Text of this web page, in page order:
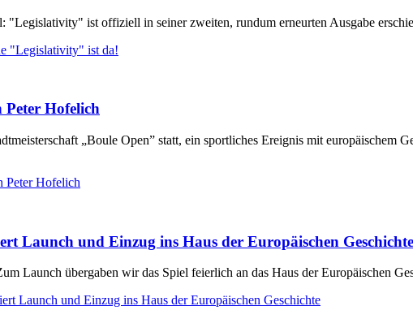
"Legislativity" ist offiziell in seiner zweiten, rundum erneurten Ausgabe
"Legislativity" ist da!
Peter Hofelich
„Boule Open” statt, ein sportliches Ereignis mit europäischem
Peter Hofelich
Launch und Einzug ins Haus der Europäischen Geschichte
Launch übergaben wir das Spiel feierlich an das Haus der Europäischen
Launch und Einzug ins Haus der Europäischen Geschichte